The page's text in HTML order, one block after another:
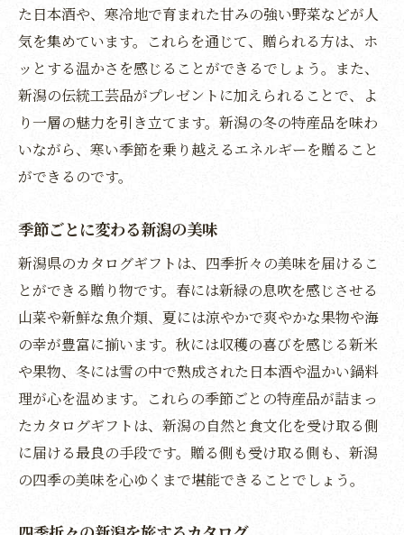
新潟を知るカタログギフトで地域の豊かさを発
見
地域の魅力を再発見する
新潟の多様性を感じる
地域の特色を活かした贈り物
新潟の魅力を深く知る機会
カタログで新潟を旅する
た日本酒や、寒冷地で育まれた甘みの強い野菜などが人
気を集めています。これらを通じて、贈られる方は、ホ
ッとする温かさを感じることができるでしょう。また、
新潟の伝統工芸品がプレゼントに加えられることで、よ
り一層の魅力を引き立てます。新潟の冬の特産品を味わ
いながら、寒い季節を乗り越えるエネルギーを贈ること
ができるのです。
季節ごとに変わる新潟の美味
新潟県のカタログギフトは、四季折々の美味を届けるこ
とができる贈り物です。春には新緑の息吹を感じさせる
山菜や新鮮な魚介類、夏には涼やかで爽やかな果物や海
の幸が豊富に揃います。秋には収穫の喜びを感じる新米
や果物、冬には雪の中で熟成された日本酒や温かい鍋料
理が心を温めます。これらの季節ごとの特産品が詰まっ
たカタログギフトは、新潟の自然と食文化を受け取る側
に届ける最良の手段です。贈る側も受け取る側も、新潟
の四季の美味を心ゆくまで堪能できることでしょう。